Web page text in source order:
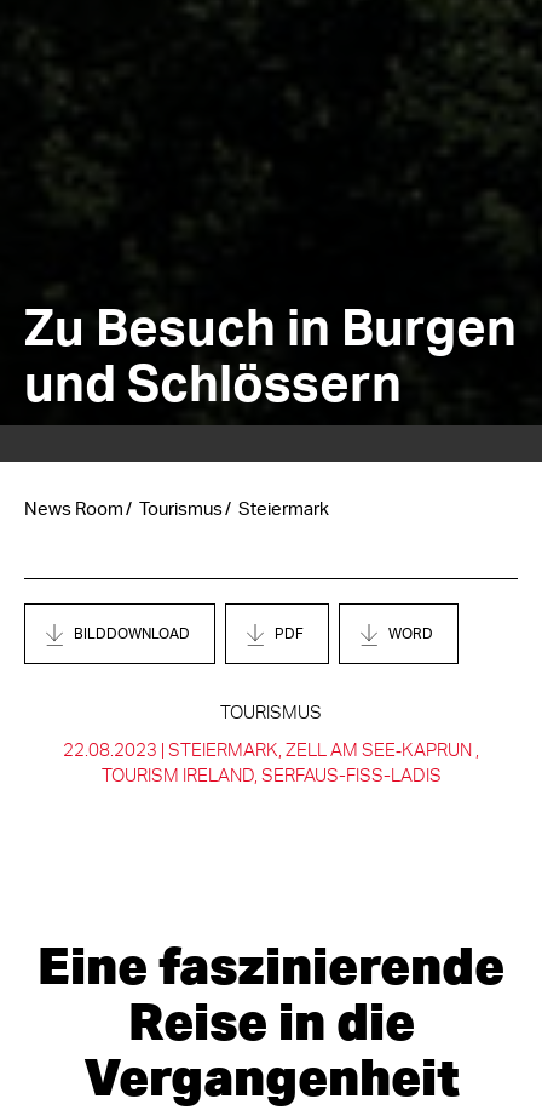
Zu Besuch in Burgen
und Schlössern
News Room Tourismus Steiermark
BILDDOWNLOAD PDF WORD
TOURISMUS
22.08.2023 | STEIERMARK ZELL AM SEE‑KAPRUN
TOURISM IRELAND SERFAUS-FISS-LADIS
Eine faszinierende
Reise in die
Vergangenheit